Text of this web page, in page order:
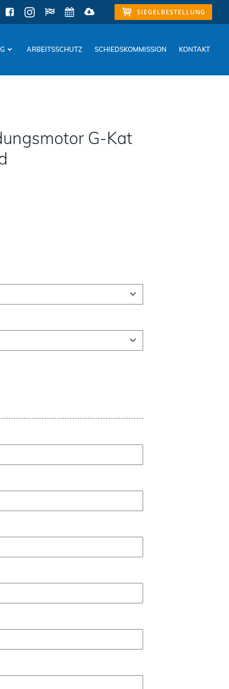
SIEGELBESTELLUNG
ARBEITSSCHUTZ SCHIEDSKOMMISSION KONTAKT
G-Kat